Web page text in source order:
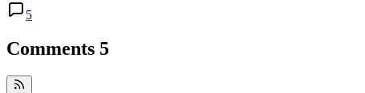
5
Comments 5